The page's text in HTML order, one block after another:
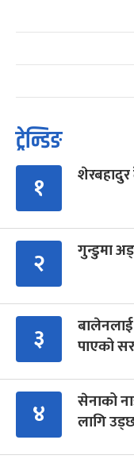
ट्रेन्डिङ
१
२ गुन्डुमा
३
पाएको
४
सेनाको
लागि